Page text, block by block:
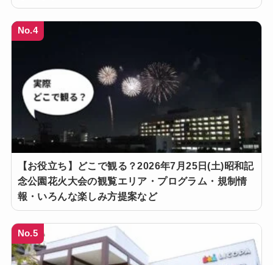
No.4
【お役立ち】どこで観る？2026年7月25日(土)昭和記
念公園花火大会の観覧エリア・プログラム・規制情
報・いろんな楽しみ方提案など
No.5